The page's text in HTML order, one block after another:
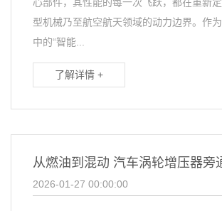
心部件，其性能的每一次飞跃，都在重新
型机械乃至航空航天领域的动力边界。作
中的“智能...
了解详情 +
2026-01-27 00:00:00